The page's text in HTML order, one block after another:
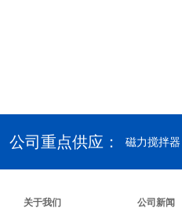
公司重点供应： 磁力搅拌器
关于我们 公司新闻